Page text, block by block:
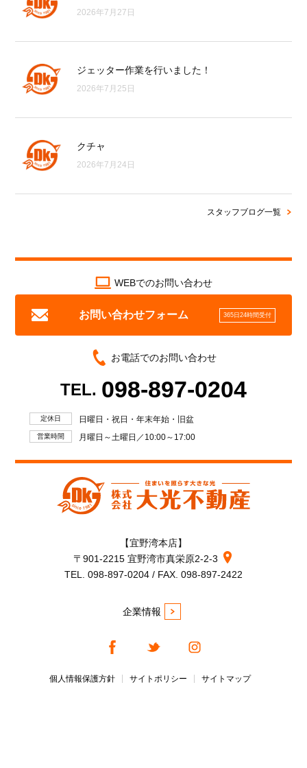
2026年7月27日
ジェッター作業を行いました！
2026年7月25日
クチャ
2026年7月24日
スタッフブログ一覧
WEBでのお問い合わせ
お問い合わせフォーム 365日24時間受付
お電話でのお問い合わせ
TEL. 098-897-0204
定休日 日曜日・祝日・年末年始・旧盆
営業時間 月曜日～土曜日／10:00～17:00
【宜野湾本店】
〒901-2215 宜野湾市真栄原2-2-3
TEL. 098-897-0204 / FAX. 098-897-2422
企業情報
個人情報保護方針 サイトポリシー サイトマップ